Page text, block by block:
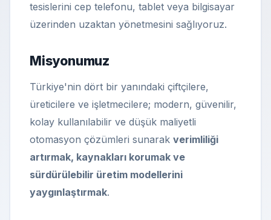
tesislerini cep telefonu, tablet veya bilgisayar
üzerinden uzaktan yönetmesini sağlıyoruz.
Misyonumuz
Türkiye'nin dört bir yanındaki çiftçilere,
üreticilere ve işletmecilere; modern, güvenilir,
kolay kullanılabilir ve düşük maliyetli
otomasyon çözümleri sunarak verimliliği
artırmak, kaynakları korumak ve
sürdürülebilir üretim modellerini
yaygınlaştırmak.